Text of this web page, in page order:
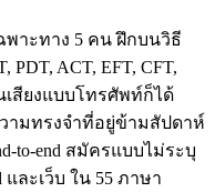
พาะทาง 5 คน ฝึกบนวิธี
ACT, EFT, CFT,
เสียงแบบโทรศัพท์ก็ได้
ามทรงจำที่อยู่ข้ามสัปดาห์
to-end สมัครแบบไม่ระบุ
ละเว็บ ใน 55 ภาษา